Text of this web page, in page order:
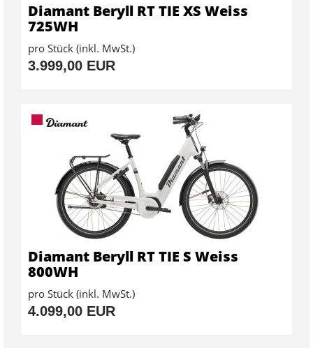
Diamant Beryll RT TIE XS Weiss
725WH
pro Stück (inkl. MwSt.)
3.999,00 EUR
Diamant Beryll RT TIE S Weiss
800WH
pro Stück (inkl. MwSt.)
4.099,00 EUR